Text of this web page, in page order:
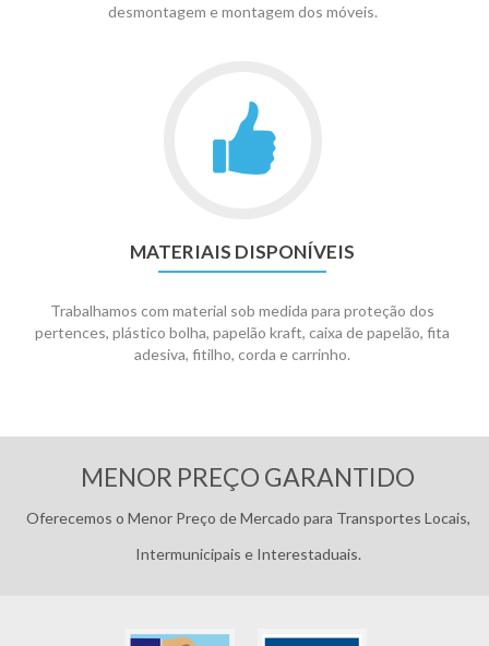
desmontagem e montagem dos móveis.
MATERIAIS DISPONÍVEIS
Trabalhamos com material sob medida para proteção dos
pertences, plástico bolha, papelão kraft, caixa de papelão, fita
adesiva, fitilho, corda e carrinho.
MENOR PREÇO GARANTIDO
Oferecemos o Menor Preço de Mercado para Transportes Locais,
Intermunicipais e Interestaduais.